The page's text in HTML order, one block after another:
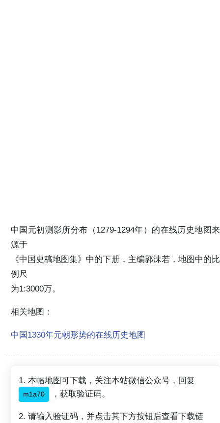
中国元初测影所分布（1279-1294年）的在线历史地图来
源于
《中国史稿地图集》中的下册，主编郭沫若，地图中的比
例尺
为1:3000万。
相关地图：
中国1330年元朝形势的在线历史地图
1. 本幅地图可下载，关注本站微信公众号，回复
m1a70 ，获取验证码。
2. 请输入验证码，并点击其下方按钮后查看下载链